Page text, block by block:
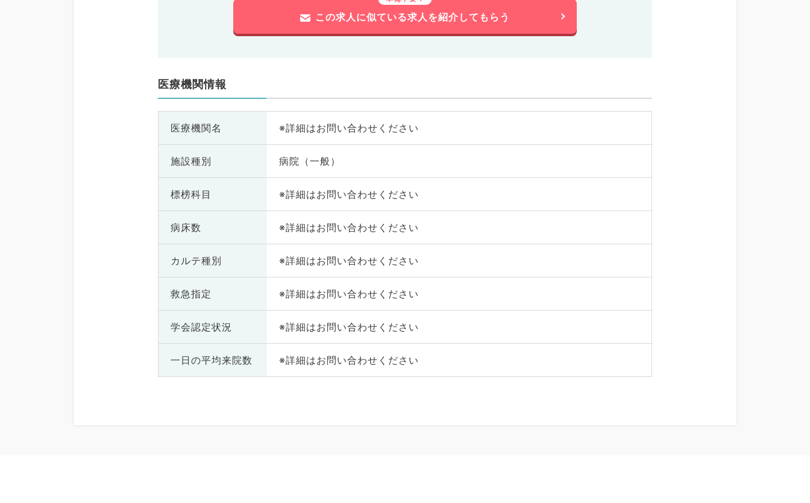
この求人に似ている求人を紹介してもらう
医療機関情報
医療機関名 ※詳細はお問い合わせください
施設種別 病院（一般）
標榜科目 ※詳細はお問い合わせください
病床数 ※詳細はお問い合わせください
カルテ種別 ※詳細はお問い合わせください
救急指定 ※詳細はお問い合わせください
学会認定状況 ※詳細はお問い合わせください
一日の平均来院数 ※詳細はお問い合わせください